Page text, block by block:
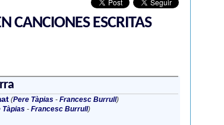
CANCIONES ESCRITAS
(Pere Tàpias- Francesc Burrull)
Tàpias- Francesc Burrull)